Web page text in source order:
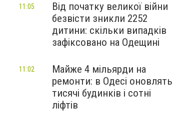
Від початку великої війни
безвісти зникли 2252
дитини: скільки випадків
зафіксовано на Одещині
11:05
Майже 4 мільярди на
ремонти: в Одесі оновлять
тисячі будинків і сотні
ліфтів
11:02